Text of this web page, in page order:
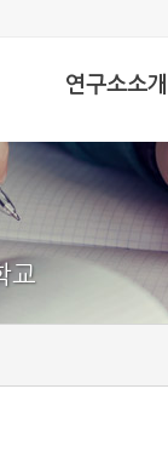
연구소소개
인사말
연구소연혁
조직도
교